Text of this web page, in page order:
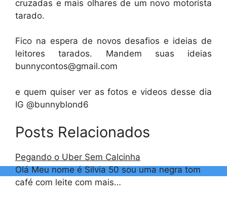
cruzadas e mais olhares de um novo motorista
tarado.
Fico na espera de novos desafios e ideias de
leitores tarados. Mandem suas ideias
bunnycontos@gmail.com
e quem quiser ver as fotos e videos desse dia
IG @bunnyblond6
Posts Relacionados
Pegando o Uber Sem Calcinha
Olá Meu nome é Silvia 50 sou uma negra tom
café com leite com mais…